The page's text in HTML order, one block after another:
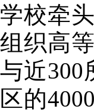
学校牵
组织高
与近300
区的